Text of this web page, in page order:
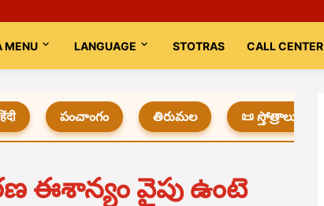
MENU LANGUAGE STOTRAS CALL CENTER
పంచాంగం తిరుమల 📜 స్తోత్రాలు
ఈశాన్యం వైపు ఉంటె